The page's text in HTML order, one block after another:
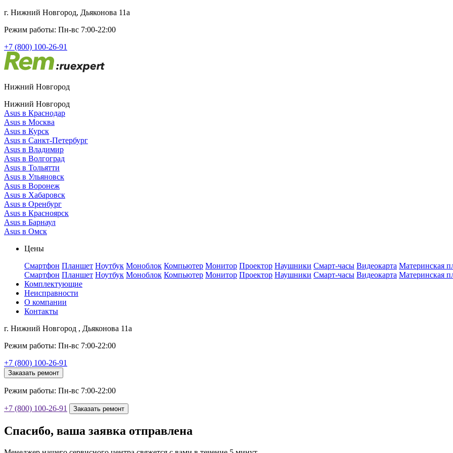
г. Нижний Новгород, Дьяконова 11а
Режим работы: Пн-вс 7:00-22:00
+7 (800) 100-26-91
Нижний Новгород
Нижний Новгород
Asus в Краснодар
Asus в Москва
Asus в Курск
Asus в Санкт-Петербург
Asus в Владимир
Asus в Волгоград
Asus в Тольятти
Asus в Ульяновск
Asus в Воронеж
Asus в Хабаровск
Asus в Оренбург
Asus в Красноярск
Asus в Барнаул
Asus в Омск
Цены
Смартфон Планшет Ноутбук Моноблок Компьютер Монитор Проектор Наушники Смарт-часы Видеокарта Материнская
Смартфон Планшет Ноутбук Моноблок Компьютер Монитор Проектор Наушники Смарт-часы Видеокарта Материнская
Комплектующие
Неисправности
О компании
Контакты
г. Нижний Новгород , Дьяконова 11а
Режим работы: Пн-вс 7:00-22:00
+7 (800) 100-26-91
Заказать ремонт
Режим работы: Пн-вс 7:00-22:00
+7 (800) 100-26-91 Заказать ремонт
Спасибо, ваша заявка отправлена